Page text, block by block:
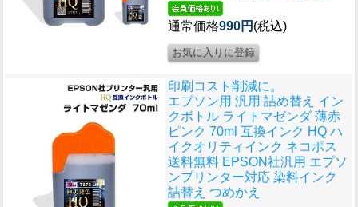
通常価格990円 (税込)
印刷コスト削減に。
エプソン用 汎用 詰め替え イン
クボトル ライトマゼンダ 薄赤
ピンク 70ml 互換インク HQ ハ
イクオリティインク ネコポス
送料無料 EPSON社汎用 エプソ
ンプリンター対応 染料インク
詰替え つめかえ